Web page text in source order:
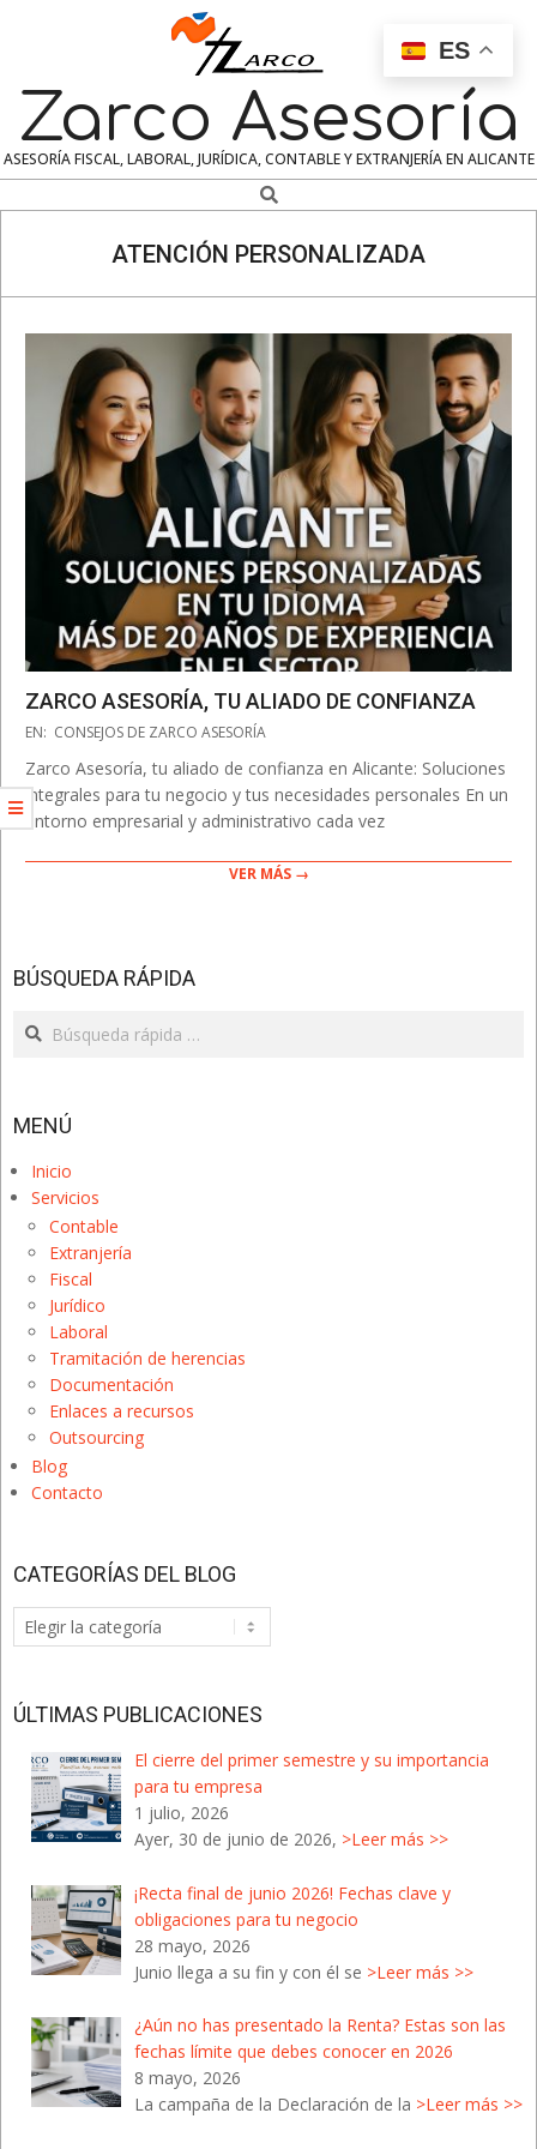
Zarco Asesoría
ASESORÍA FISCAL, LABORAL, JURÍDICA, CONTABLE Y EXTRANJERÍA EN ALICANTE
Search
ATENCIÓN PERSONALIZADA
ZARCO ASESORÍA, TU ALIADO DE CONFIANZA
2025-
13
EN: CONSEJOS DE ZARCO ASESORÍA
Zarco Asesoría, tu aliado de confianza en Alicante: Soluciones
integrales para tu negocio y tus necesidades personales En un
entorno empresarial y administrativo cada vez
VER MÁS →
BÚSQUEDA RÁPIDA
Search
MENÚ
Inicio
Servicios
Contable
Extranjería
Fiscal
Jurídico
Laboral
Tramitación de herencias
Documentación
Enlaces a recursos
Outsourcing
Blog
Contacto
CATEGORÍAS DEL BLOG
Categorías
del
ÚLTIMAS PUBLICACIONES
El cierre del primer semestre y su importancia
para tu empresa
1 julio, 2026
Ayer, 30 de junio de 2026, >Leer más >>
¡Recta final de junio 2026! Fechas clave y
obligaciones para tu negocio
28 mayo, 2026
Junio llega a su fin y con él se >Leer más >>
¿Aún no has presentado la Renta? Estas son las
fechas límite que debes conocer en 2026
8 mayo, 2026
La campaña de la Declaración de la >Leer más >>
ES